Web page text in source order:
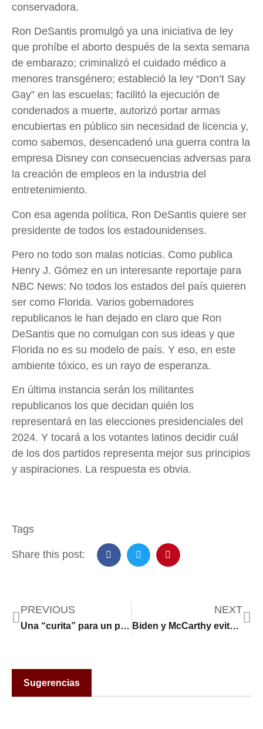
conservadora.
Ron DeSantis promulgó ya una iniciativa de ley
que prohíbe el aborto después de la sexta semana
de embarazo; criminalizó el cuidado médico a
menores transgénero; estableció la ley “Don’t Say
Gay” en las escuelas; facilitó la ejecución de
condenados a muerte, autorizó portar armas
encubiertas en público sin necesidad de licencia y,
como sabemos, desencadenó una guerra contra la
empresa Disney con consecuencias adversas para
la creación de empleos en la industria del
entretenimiento.
Con esa agenda política, Ron DeSantis quiere ser
presidente de todos los estadounidenses.
Pero no todo son malas noticias. Como publica
Henry J. Gómez en un interesante reportaje para
NBC News: No todos los estados del país quieren
ser como Florida. Varios gobernadores
republicanos le han dejado en claro que Ron
DeSantis que no comulgan con sus ideas y que
Florida no es su modelo de país. Y eso, en este
ambiente tóxico, es un rayo de esperanza.
En última instancia serán los militantes
republicanos los que decidan quién los
representará en las elecciones presidenciales del
2024. Y tocará a los votantes latinos decidir cuál
de los dos partidos representa mejor sus principios
y aspiraciones. La respuesta es obvia.
Tags
Share this post:
PREVIOUS
Una “curita” para un paciente en estado de crisis
NEXT
Biden y McCarthy evitaron una catástrofe económica
Sugerencias